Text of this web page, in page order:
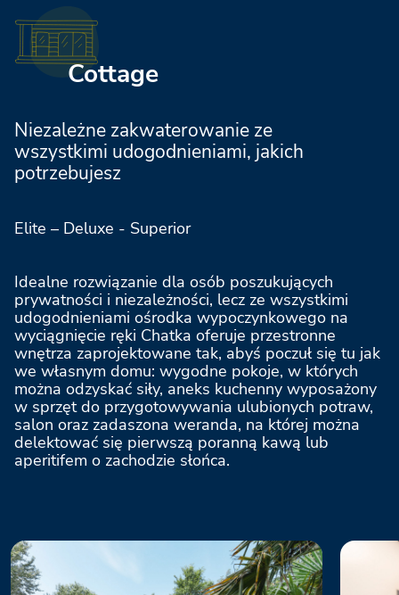
Orbetello Family Collection
Viareggio Family Collection
Vigna sul Mar Family Collection
Romagna Family Resort
Adriano Family Collection
Marina Julia Family Collection
Le Palme Lazise Family Collection
Cottage
Niezależne zakwaterowanie ze
wszystkimi udogodnieniami, jakich
potrzebujesz
Elite – Deluxe - Superior
Idealne rozwiązanie dla osób poszukujących
prywatności i niezależności, lecz ze wszystkimi
udogodnieniami ośrodka wypoczynkowego na
wyciągnięcie ręki Chatka oferuje przestronne
wnętrza zaprojektowane tak, abyś poczuł się tu jak
we własnym domu: wygodne pokoje, w których
można odzyskać siły, aneks kuchenny wyposażony
w sprzęt do przygotowywania ulubionych potraw,
salon oraz zadaszona weranda, na której można
delektować się pierwszą poranną kawą lub
aperitifem o zachodzie słońca.